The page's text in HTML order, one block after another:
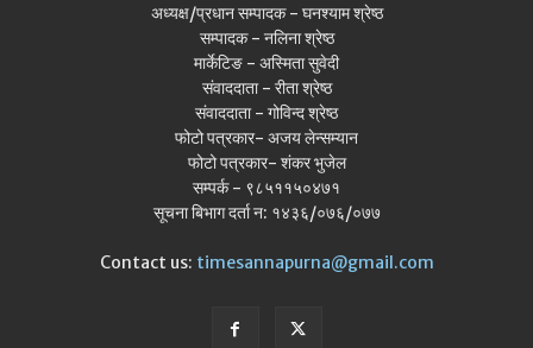
अध्यक्ष/प्रधान सम्पादक - घनश्याम श्रेष्ठ
सम्पादक - नलिना श्रेष्ठ
मार्केटिङ - अस्मिता सुवेदी
संवाददाता - रीता श्रेष्ठ
संवाददाता - गोविन्द श्रेष्ठ
फोटो पत्रकार- अजय लेन्सम्यान
फोटो पत्रकार- शंकर भुजेल
सम्पर्क - ९८५११५०४७१
सूचना बिभाग दर्ता न: १४३६/०७६/०७७
Contact us: timesannapurna@gmail.com